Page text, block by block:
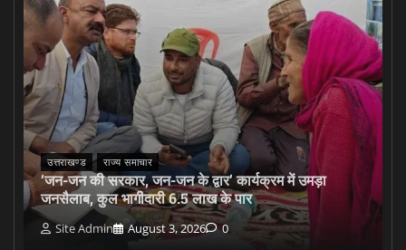
उत्तराखण्ड राज्य समाचार
‘जन-जन की सरकार, जन-जन के द्वार’ कार्यक्रम में उमड़ा
जनसैलाब, कुल भागीदारी 6.5 लाख के पार
Site Admin August 3, 2026 0